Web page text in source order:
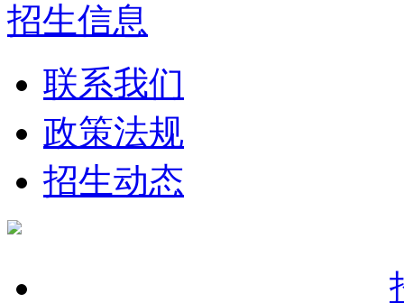
招生信息
联系我们
政策法规
招生动态